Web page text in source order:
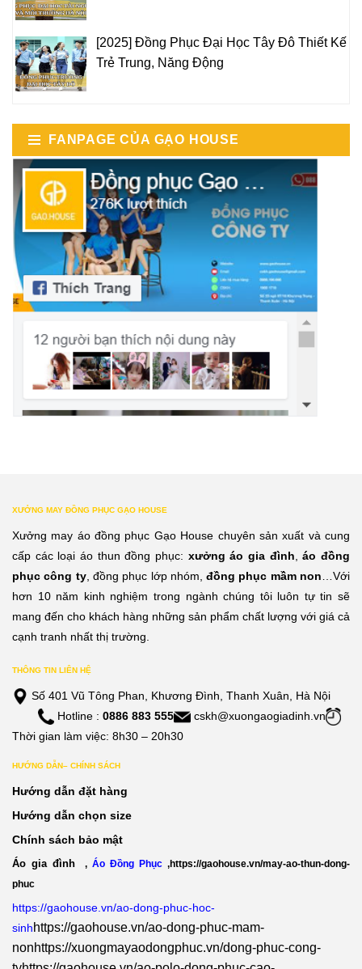
[2025] Đồng Phục Đại Học Tây Đô Thiết Kế
Trẻ Trung, Năng Động
FANPAGE CỦA GẠO HOUSE
XƯỞNG MAY ĐỒNG PHỤC GẠO HOUSE
Xưởng may áo đồng phục Gạo House chuyên sản xuất và cung
cấp các loại áo thun đồng phục: xưởng áo gia đình,áo đồng
phục công ty, đồng phục lớp nhóm,đồng phục mầm non…Với
hơn 10 năm kinh nghiệm trong ngành chúng tôi luôn tự tin sẽ
mang đến cho khách hàng những sản phẩm chất lượng với giá cả
cạnh tranh nhất thị trường.
THÔNG TIN LIÊN HỆ
Số 401 Vũ Tông Phan, Khương Đình, Thanh Xuân, Hà Nội
Hotline : 0886 883 555
cskh@xuongaogiadinh.vn
Thời gian làm việc: 8h30 – 20h30
HƯỚNG DẪN– CHÍNH SÁCH
Hướng dẫn đặt hàng
Hướng dẫn chọn size
Chính sách bảo mật
Áo gia đình , Áo Đồng Phục ,https://gaohouse.vn/may-ao-thun-dong-
phuc
https://gaohouse.vn/ao-dong-phuc-hoc-
sinhhttps://gaohouse.vn/ao-dong-phuc-mam-
nonhttps://xuongmayaodongphuc.vn/dong-phuc-cong-